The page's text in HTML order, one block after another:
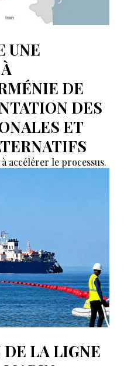
UNE
DE
DES
ET
accélérer le processus.
LA LIGNE